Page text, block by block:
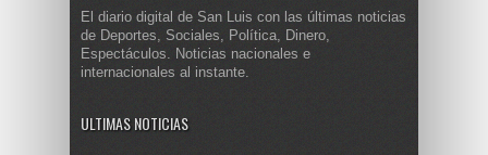
El diario digital de San Luis con las últimas noticias
de Deportes, Sociales, Política, Dinero,
Espectáculos. Noticias nacionales e
internacionales al instante.
ULTIMAS NOTICIAS